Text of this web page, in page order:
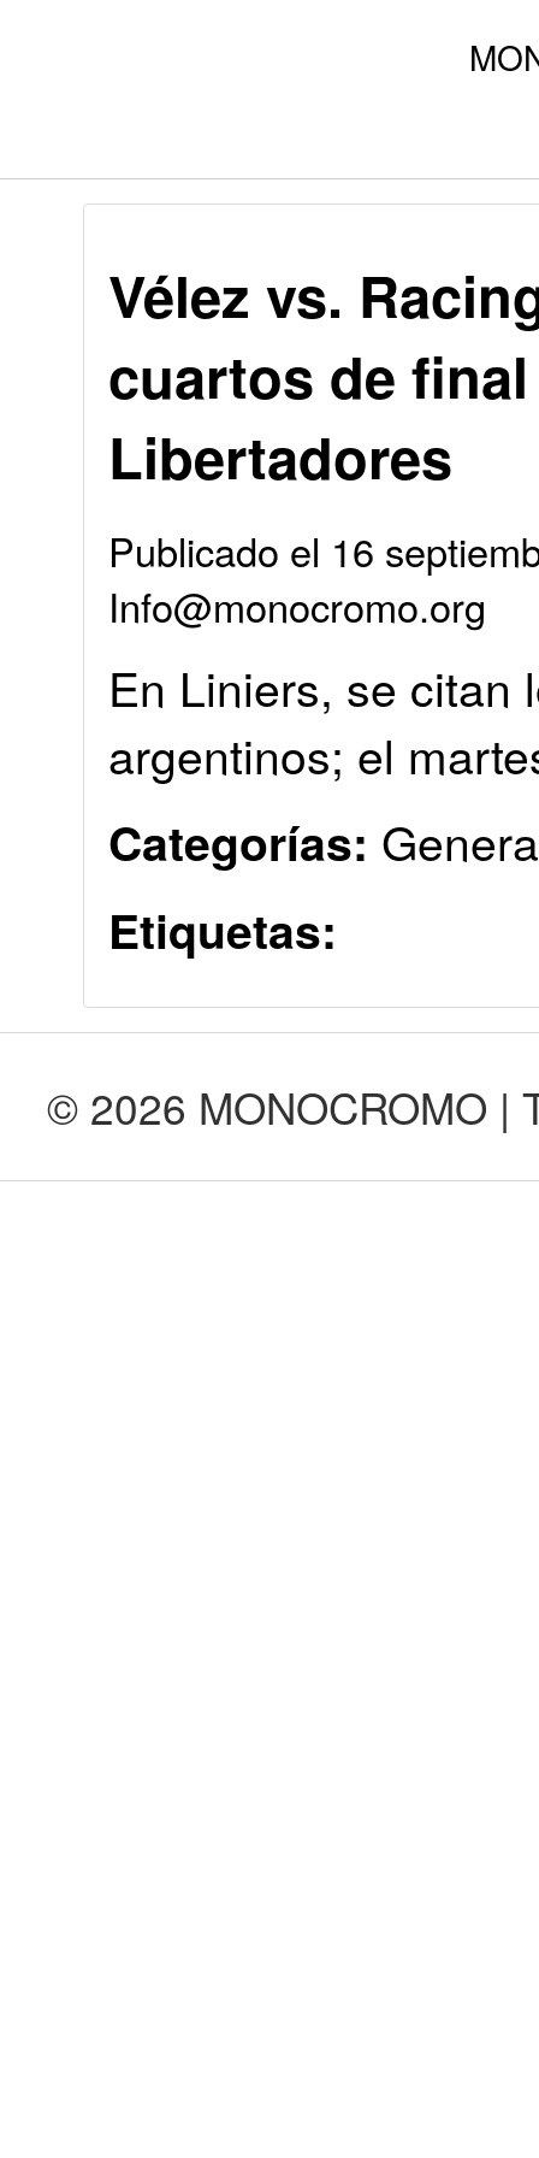
Vélez vs.
cuartos de
Libertadores
Publicado el 16
Info@monocromo.org
En Liniers, se citan
argentinos; el
Categorías:
Etiquetas:
© 2026 MONOCROMO |